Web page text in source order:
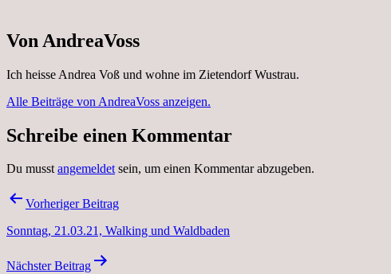
Von AndreaVoss
Ich heisse Andrea Voß und wohne im Zietendorf Wustrau.
Alle Beiträge von AndreaVoss anzeigen.
Schreibe einen Kommentar
Du musstangemeldetsein, um einen Kommentar abzugeben.
Beitragsnavigation
Vorheriger Beitrag
Sonntag, 21.03.21, Walking und Waldbaden
Nächster Beitrag